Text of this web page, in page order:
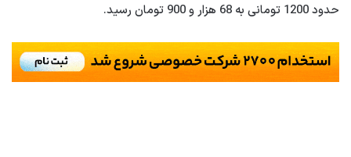
حدود 1200 تومانی به 68 هزار و 900 تومان رسید.